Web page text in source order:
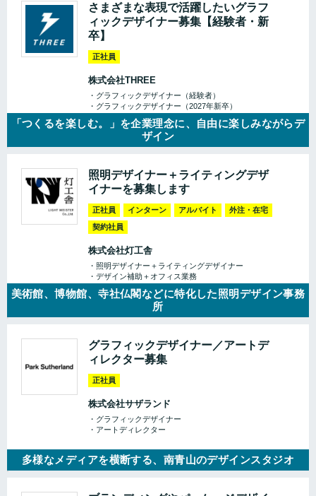
さまざまな表現で活躍したいグラフ
ィックデザイナー募集【経験者・新
卒】
正社員
株式会社THREE
・グラフィックデザイナー（経験者）
・グラフィックデザイナー（2027年新卒）
「つくるを楽しむ。」を企業理念に、自由に楽しみながらデ
ザイン
照明デザイナー＋ライティングデザ
イナーを募集します
正社員 インターン アルバイト
外注・在宅
契約社員
株式会社灯工舎
・照明デザイナー＋ライティングデザイナー
・デザイン補助＋オフィス業務
美術館、博物館、寺社仏閣などに特化した照明デザイン事務
所
グラフィックデザイナー／アートデ
ィレクター募集
正社員
株式会社サザランド
・グラフィックデザイナー
・アートディレクター
多様なメディアを横断する、南青山のデザインスタジオ